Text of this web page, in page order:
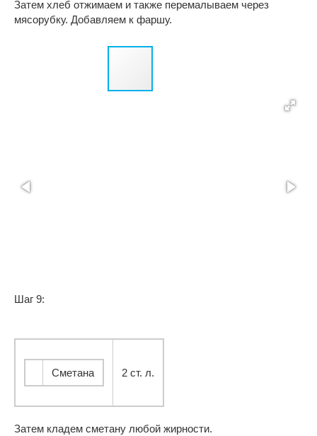
Затем хлеб отжимаем и также перемалываем через
мясорубку. Добавляем к фаршу.
Шаг 9:
Сметана 2 ст. л.
Затем кладем сметану любой жирности.